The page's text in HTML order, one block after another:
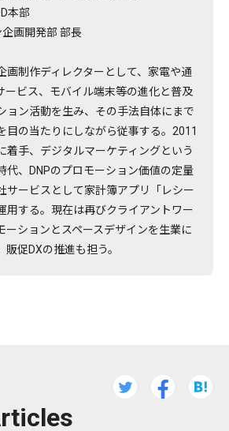
本部
画開発部 部長
画制作ディレクターとして、家電や通
ービス、モバイル端末等の進化と普及
ョン活動を生み、その手法自体にまで
目の当たりにしながら従事する。2011
着手、デジタルマーケティングという
代、DNPのプロモーション価値の定量
サービスとして家計簿アプリ「レシー
用する。現在は再びクライアントワー
ーションとスペースデザインを生業に
促DXの推進も担う。